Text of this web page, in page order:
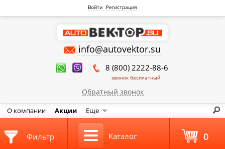
Войти Регистрация
info@autovektor.su
8 (800) 2222-88-6
звонок бесплатный
Обратный звонок
О компании Акции Еще
Фильтр Каталог 0